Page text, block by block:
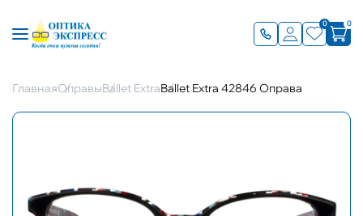
0 0
ГлавнаяОправыBallet ExtraBallet Extra 42846 Оправа